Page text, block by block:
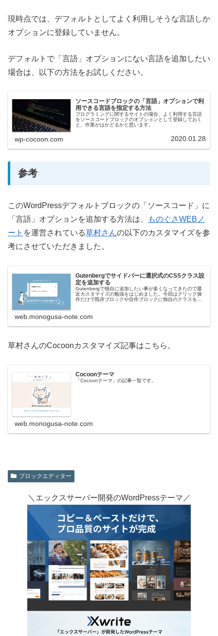
現時点では、デフォルトとしてよく利用しそうな言語しか
オプションに登録していません。
デフォルトで「言語」オプションにない言語を追加したい
場合は、以下の方法をお試しください。
ソースコードブロックの「言語」オプションで利
用できる言語を指定する方法
プログラミングに関するサイトの場合、よく利用する言語
をソースコードブロックのオプションとして登録しておく
と、作業がはかどるかと思います。
wp-cocoon.com 2020.01.28
参考
このWordPressデフォルトブロックの「ソースコード」に
「言語」オプションを追加する方法は、
ものぐさWEBノ
ート を運営されている草村さんの以下のカスタマイズを参
考にさせていただきました。
Gutenbergでサイドバーに選択式のCSSクラス設
定を追加する
Gutenbergで独自に追加したい事が多くなってきたので最
近カスタマイズの勉強をはじめました。今回はクリック操
作だけで既存ブロックや自作ブロックに独自のクラスを設
web.monogusa-note.com
草村さんのCocoonカスタマイズ記事はこちら。
Cocoonテーマ
「Cocoonテーマ」の記事一覧です。
web.monogusa-note.com
ブロックエディター
＼エックスサーバー開発のWordPressテーマ／